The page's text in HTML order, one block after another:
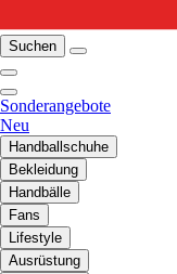
Suchen
Sonderangebote
Neu
Handballschuhe
Bekleidung
Handbälle
Fans
Lifestyle
Ausrüstung